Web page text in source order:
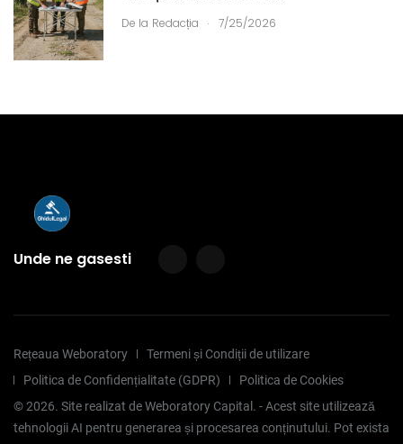
De la Redacția . 7/25/2026
Unde ne gasesti
Rețeaua Weboratory
Termeni și Condiții de utilizare
Politica de Confidențialitate (GDPR)
Politica de Cookies
©2026. Site realizat de Weboratory Capital. - Acest site utilizează
tehnologii AI pentru generarea și procesarea conținutului. Pot exista